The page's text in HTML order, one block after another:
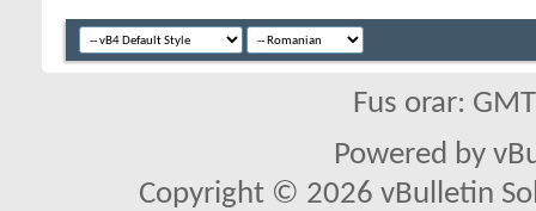
Fus orar:
Powered by
Copyright © 2026 vBulletin